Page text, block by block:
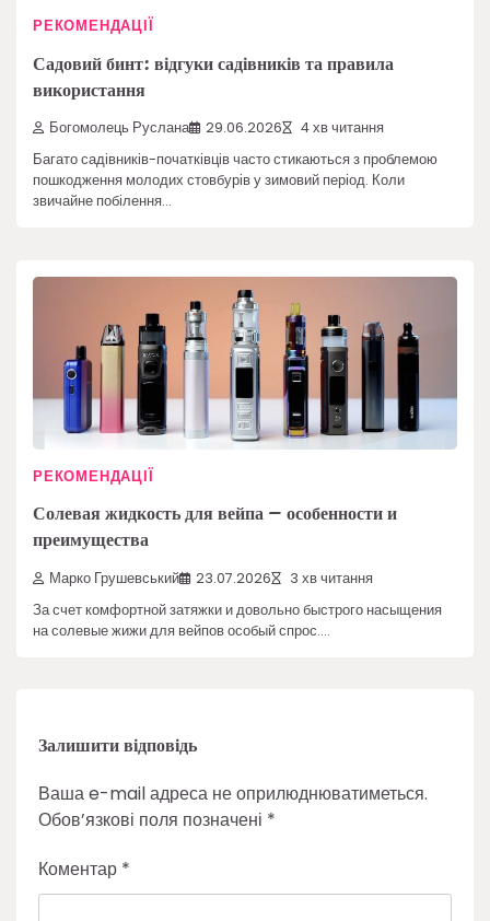
РЕКОМЕНДАЦІЇ
Садовий бинт: відгуки садівників та правила
використання
Богомолець Руслана 29.06.2026 4 хв читання
Багато садівників-початківців часто стикаються з проблемою
пошкодження молодих стовбурів у зимовий період. Коли
звичайне побілення…
РЕКОМЕНДАЦІЇ
Солевая жидкость для вейпа – особенности и
преимущества
Марко Грушевський 23.07.2026 3 хв читання
За счет комфортной затяжки и довольно быстрого насыщения
на солевые жижи для вейпов особый спрос.…
Залишити відповідь
Ваша e-mail адреса не оприлюднюватиметься.
Обов’язкові поля позначені *
Коментар *